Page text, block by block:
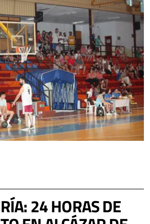
24 HORAS DE